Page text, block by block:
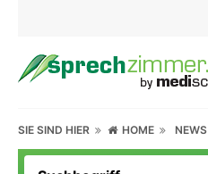
SIE SIND HIER HOME NEWS